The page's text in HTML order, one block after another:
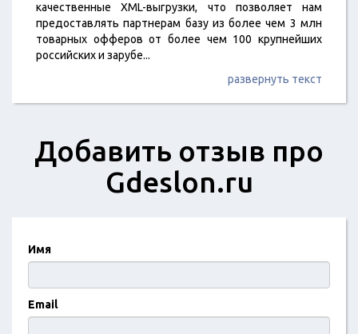
качественные XML-выгрузки, что позволяет нам
предоставлять партнерам базу из более чем 3 млн
товарных офферов от более чем 100 крупнейших
российских и зарубе...
развернуть текст
Добавить отзыв про
Gdeslon.ru
Имя
Email